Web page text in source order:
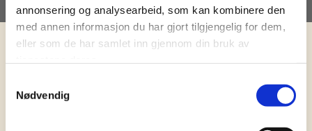
annonsering og analysearbeid, som kan kombinere den
med annen informasjon du har gjort tilgjengelig for dem,
eller som de har samlet inn gjennom din bruk av
Nødvendig
FINNER DU INGEN STILLINGER SOM